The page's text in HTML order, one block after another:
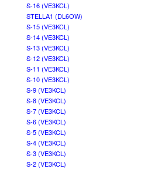
S-16 (VE3KCL)
STELLA1 (DL6OW)
S-15 (VE3KCL)
S-14 (VE3KCL)
S-13 (VE3KCL)
S-12 (VE3KCL)
S-11 (VE3KCL)
S-10 (VE3KCL)
S-9 (VE3KCL)
S-8 (VE3KCL)
S-7 (VE3KCL)
S-6 (VE3KCL)
S-5 (VE3KCL)
S-4 (VE3KCL)
S-3 (VE3KCL)
S-2 (VE3KCL)